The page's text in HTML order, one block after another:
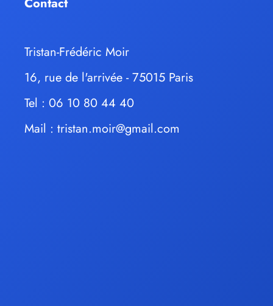
Contact
Tristan-Frédéric Moir
16, rue de l'arrivée - 75015 Paris
Tel : 06 10 80 44 40
Mail : tristan.moir@gmail.com